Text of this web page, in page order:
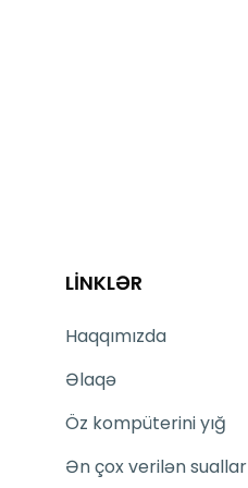
LİNKLƏR
Haqqımızda
Əlaqə
Öz kompüterini yığ
Ən çox verilən suallar